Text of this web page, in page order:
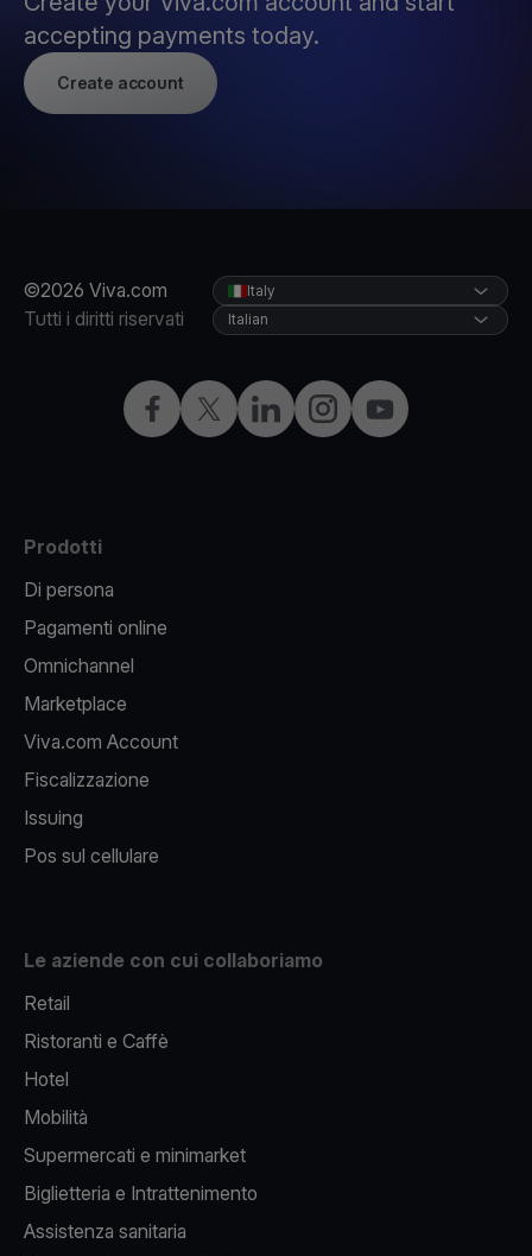
accepting payments today.
Create account
©2026 Viva.com
Tutti i diritti riservati
Facebook
X LinkedInInstagramYouTube
Italy
Italian
Prodotti
Di persona
Pagamenti online
Omnichannel
Marketplace
Viva.com Account
Fiscalizzazione
Issuing
Pos sul cellulare
Le aziende con cui collaboriamo
Retail
Ristoranti e Caffè
Hotel
Mobilità
Supermercati e minimarket
Biglietteria e Intrattenimento
Assistenza sanitaria